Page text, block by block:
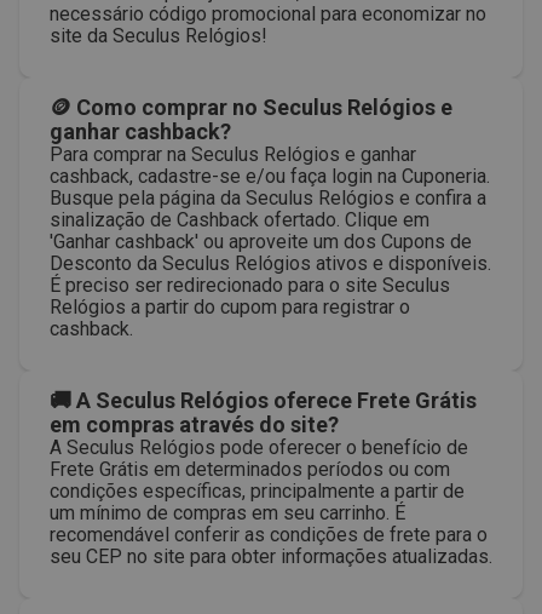
necessário código promocional para economizar no
site da Seculus Relógios!
🪙 Como comprar no Seculus Relógios e
ganhar cashback?
Para comprar na Seculus Relógios e ganhar
cashback, cadastre-se e/ou faça login na Cuponeria.
Busque pela página da Seculus Relógios e confira a
sinalização de Cashback ofertado. Clique em
'Ganhar cashback' ou aproveite um dos Cupons de
Desconto da Seculus Relógios ativos e disponíveis.
É preciso ser redirecionado para o site Seculus
Relógios a partir do cupom para registrar o
cashback.
🚚 A Seculus Relógios oferece Frete Grátis
em compras através do site?
A Seculus Relógios pode oferecer o benefício de
Frete Grátis em determinados períodos ou com
condições específicas, principalmente a partir de
um mínimo de compras em seu carrinho. É
recomendável conferir as condições de frete para o
seu CEP no site para obter informações atualizadas.